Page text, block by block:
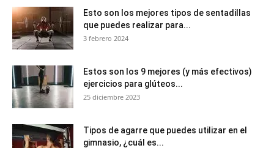
Esto son los mejores tipos de sentadillas
que puedes realizar para...
3 febrero 2024
Estos son los 9 mejores (y más efectivos)
ejercicios para glúteos...
25 diciembre 2023
Tipos de agarre que puedes utilizar en el
gimnasio, ¿cuál es...